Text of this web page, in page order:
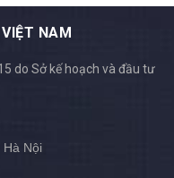
NAM
do Sở kế hoạch và đầu tư
Nội